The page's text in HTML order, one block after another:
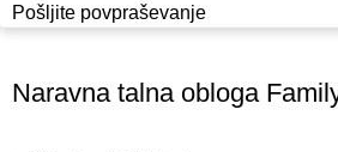
Pošljite povpraševanje
Naravna talna obloga